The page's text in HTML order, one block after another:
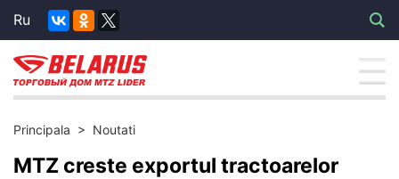
Ru
Principala > Noutati
MTZ creste exportul tractoarelor